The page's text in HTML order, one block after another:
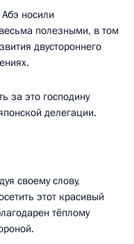
носили
полезными, в том
двустороннего
за это господину
делегации.
своему слову,
этот красивый
тёплому